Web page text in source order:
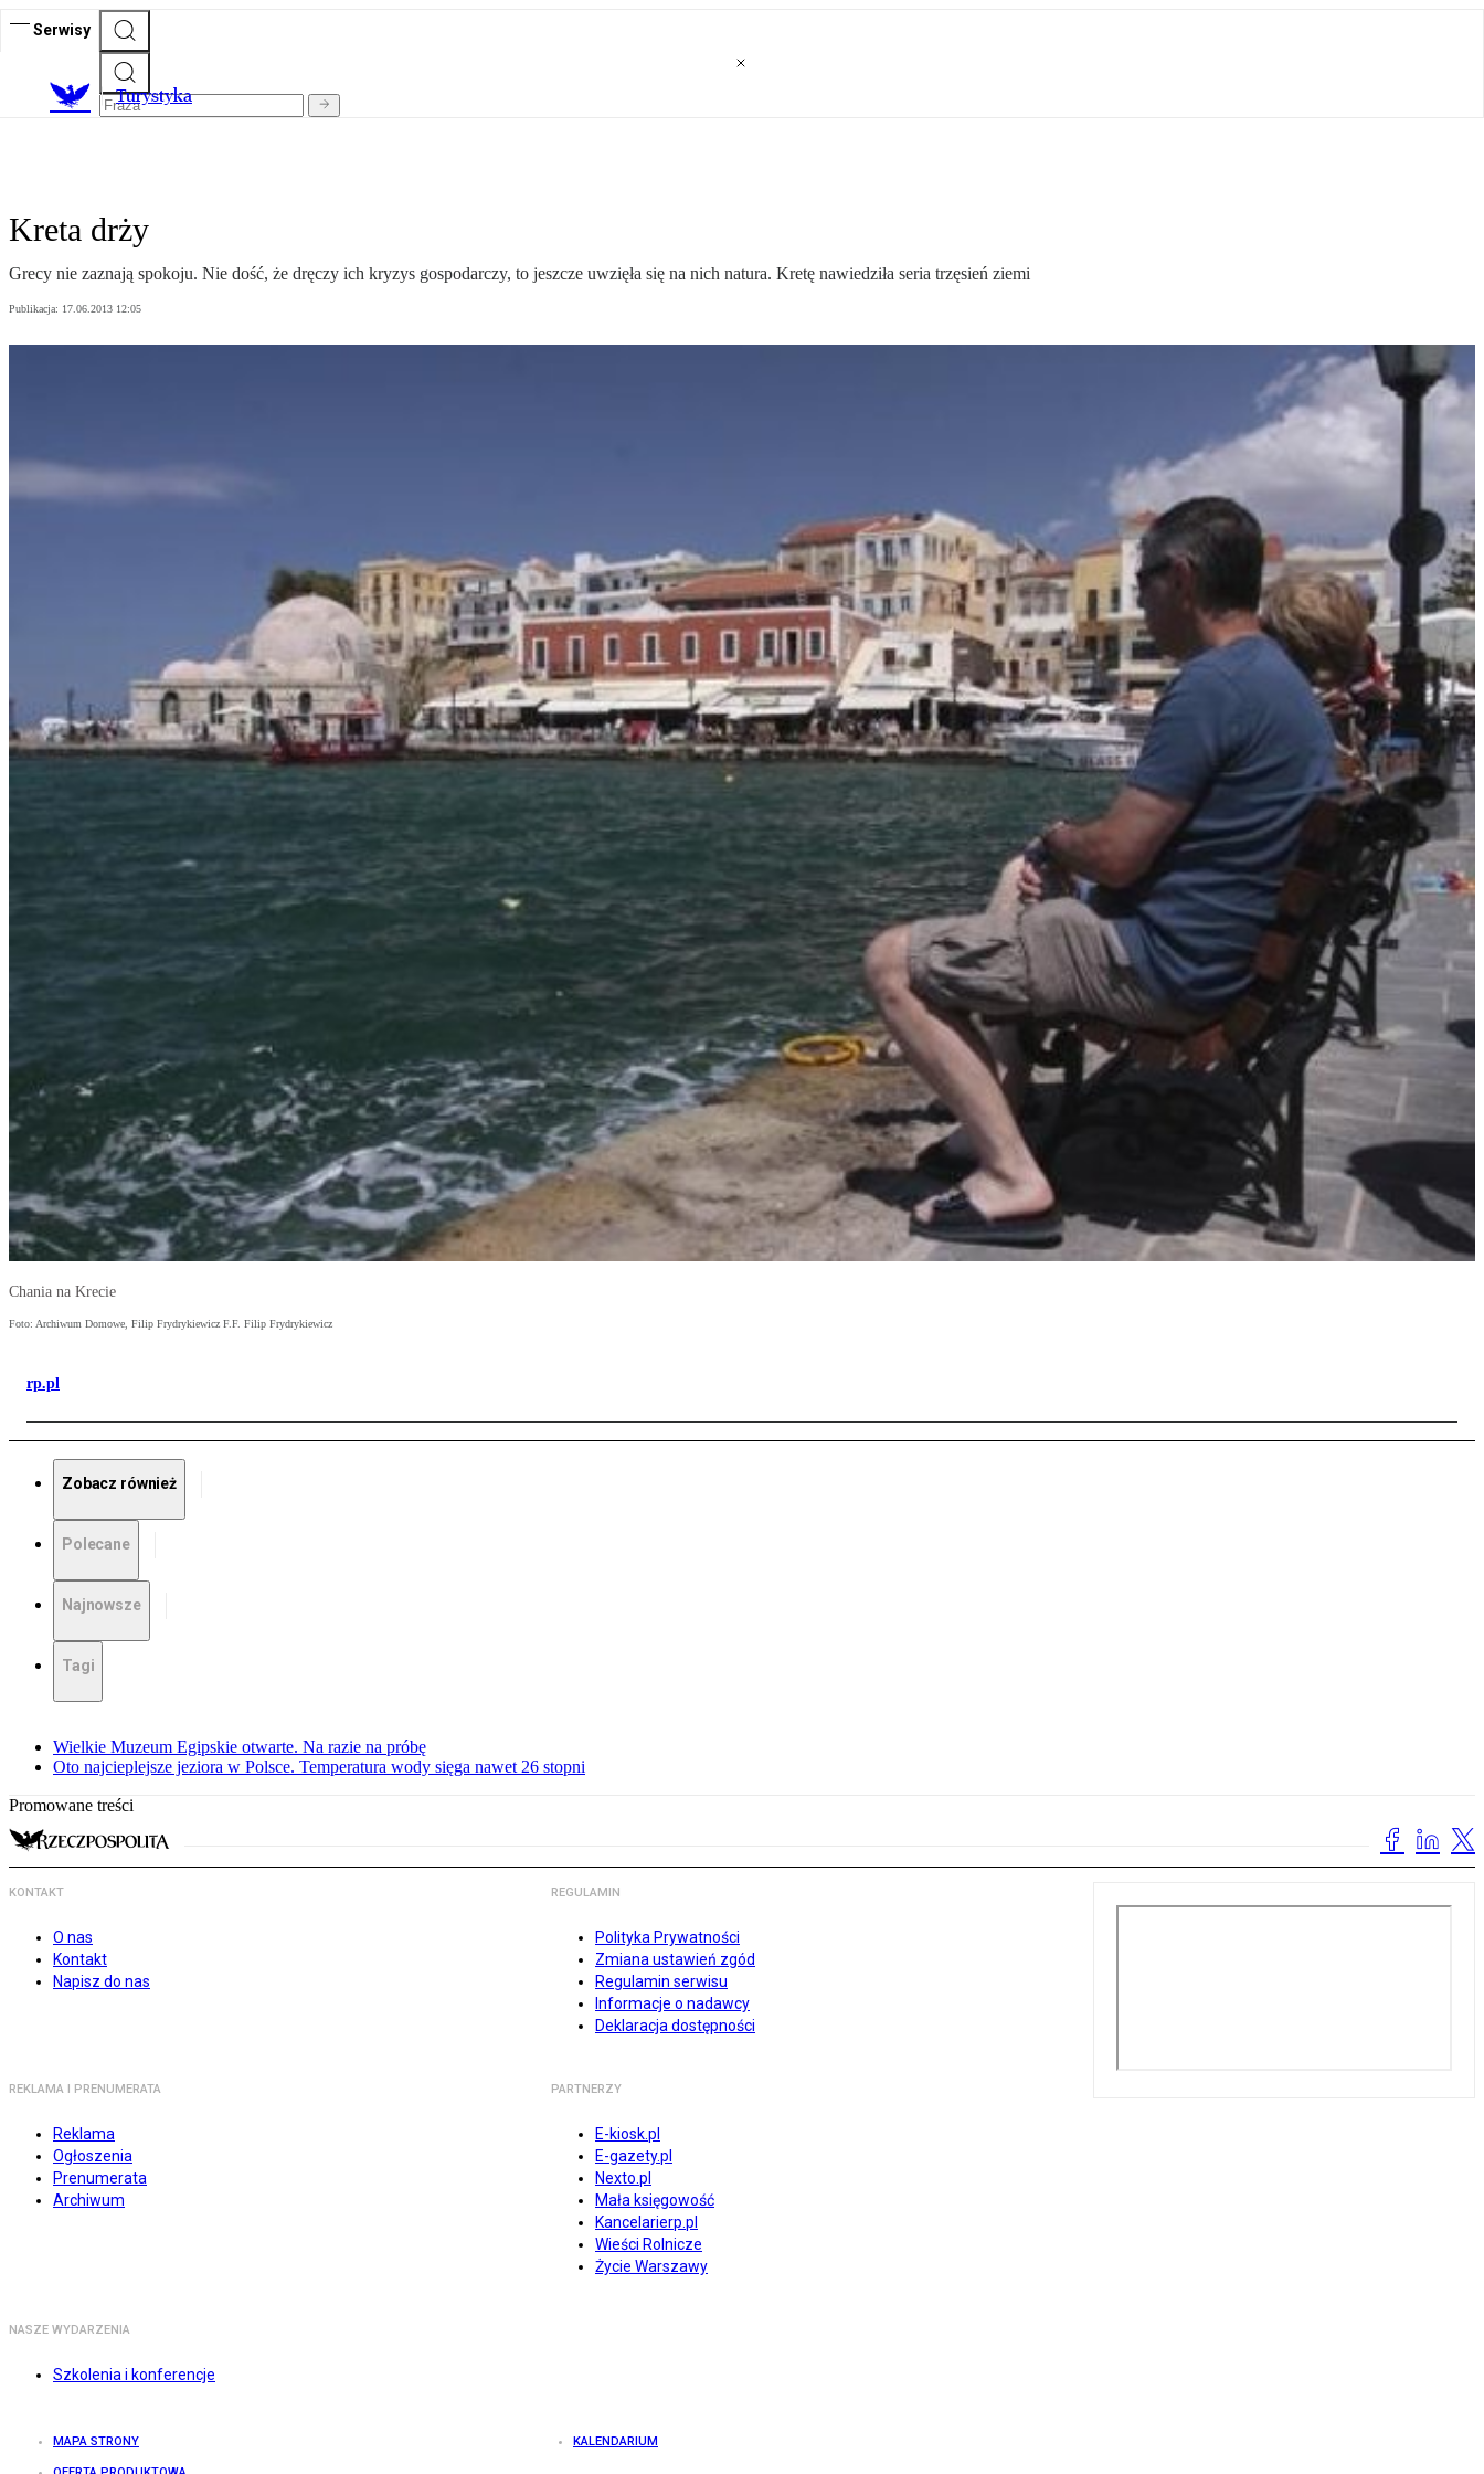
Serwisy
Turystyka
Kreta drży
Grecy nie zaznają spokoju. Nie dość, że dręczy ich kryzys gospodarczy, to jeszcze uwzięła się na nich natura. Kretę nawiedziła seria trzęsień ziemi
Publikacja: 17.06.2013 12:05
Chania na Krecie
Foto: Archiwum Domowe, Filip Frydrykiewicz F.F. Filip Frydrykiewicz
rp.pl
Zobacz również
Polecane
Najnowsze
Tagi
Wielkie Muzeum Egipskie otwarte. Na razie na próbę
Oto najcieplejsze jeziora w Polsce. Temperatura wody sięga nawet 26 stopni
Promowane treści
KONTAKT
O nas
Kontakt
Napisz do nas
REGULAMIN
Polityka Prywatności
Zmiana ustawień zgód
Regulamin serwisu
Informacje o nadawcy
Deklaracja dostępności
REKLAMA I PRENUMERATA
Reklama
Ogłoszenia
Prenumerata
Archiwum
PARTNERZY
E-kiosk.pl
E-gazety.pl
Nexto.pl
Mała księgowość
Kancelarierp.pl
Wieści Rolnicze
Życie Warszawy
NASZE WYDARZENIA
Szkolenia i konferencje
MAPA STRONY KALENDARIUM